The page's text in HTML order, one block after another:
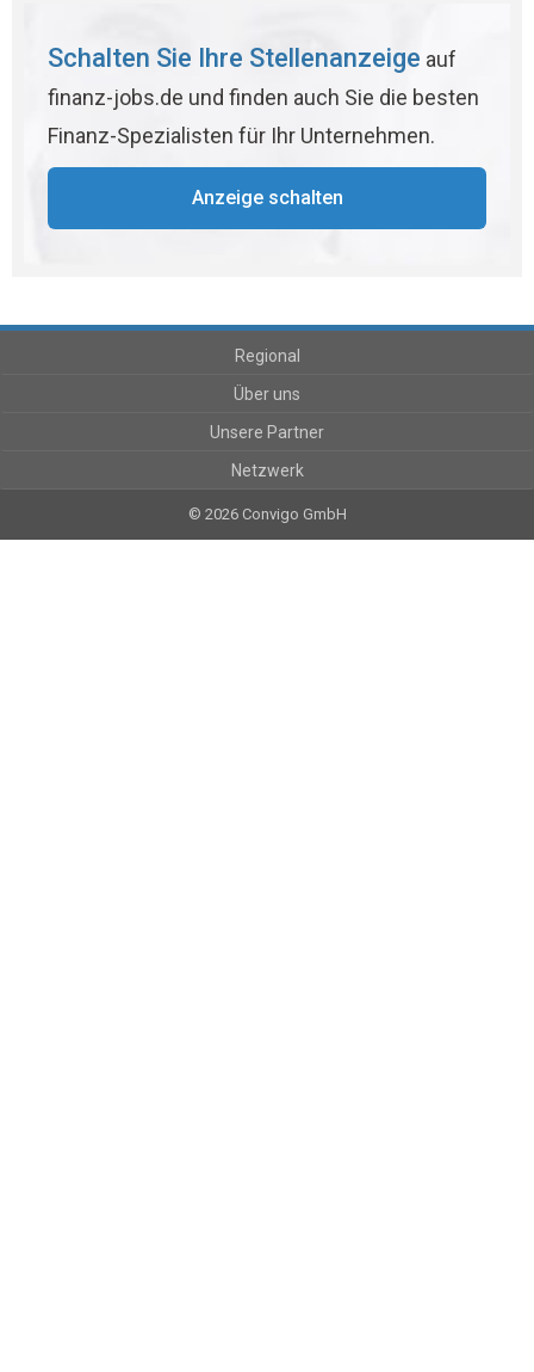
Schalten Sie Ihre Stellenanzeige auf
finanz-jobs.de und finden auch Sie die besten
Finanz-Spezialisten für Ihr Unternehmen.
Anzeige schalten
Regional
Über uns
Unsere Partner
Netzwerk
© 2026 Convigo GmbH